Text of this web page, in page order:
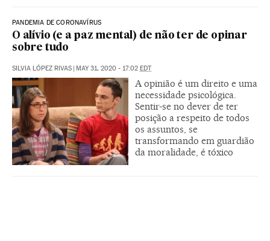
PANDEMIA DE CORONAVÍRUS
O alívio (e a paz mental) de não ter de opinar
sobre tudo
SILVIA LÓPEZ RIVAS | MAY 31, 2020 - 17:02 EDT
A opinião é um direito e uma
necessidade psicológica.
Sentir-se no dever de ter
posição a respeito de todos
os assuntos, se
transformando em guardião
da moralidade, é tóxico